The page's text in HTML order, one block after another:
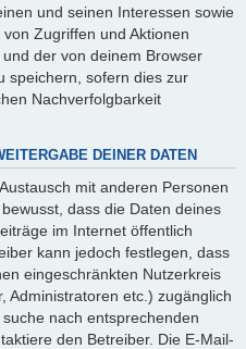
und seinen Interessen sowie
Zugriffen und Aktionen
der von deinem Browser
speichern, sofern dies zur
Nachverfolgbarkeit
DEINER DATEN
mit anderen Personen
dass die Daten deines
im Internet öffentlich
kann jedoch festlegen, dass
eingeschränkten Nutzerkreis
Administratoren etc.) zugänglich
nach entsprechenden
den Betreiber. Die E-Mail-